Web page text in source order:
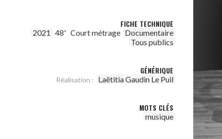
FICHE TECHNIQUE
2021 48' Court métrage Documentaire
Tous publics
GÉNÉRIQUE
Réalisation : Laëtitia Gaudin Le Puil
MOTS CLÉS
musique